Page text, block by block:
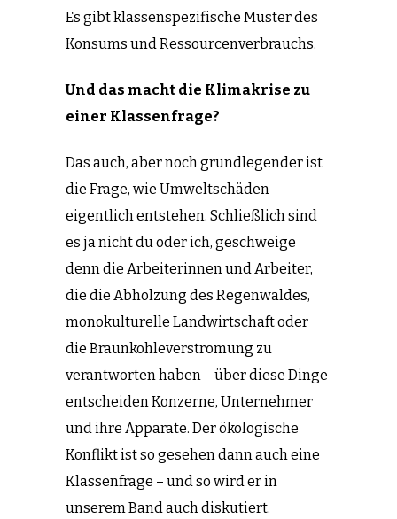
Es gibt klassenspezifische Muster des
Konsums und Ressourcenverbrauchs.
Und das macht die Klimakrise zu
einer Klassenfrage?
Das auch, aber noch grundlegender ist
die Frage, wie Umweltschäden
eigentlich entstehen. Schließlich sind
es ja nicht du oder ich, geschweige
denn die Arbeiterinnen und Arbeiter,
die die Abholzung des Regenwaldes,
monokulturelle Landwirtschaft oder
die Braunkohleverstromung zu
verantworten haben – über diese Dinge
entscheiden Konzerne, Unternehmer
und ihre Apparate. Der ökologische
Konflikt ist so gesehen dann auch eine
Klassenfrage – und so wird er in
unserem Band auch diskutiert.